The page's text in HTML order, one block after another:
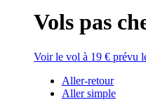
Vols pas
Voir le vol à 19 € prévu
Aller-retour
Aller simple